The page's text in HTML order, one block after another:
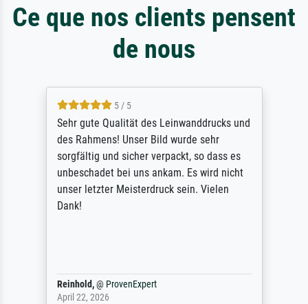
Ce que nos clients pensent
de nous
5 / 5
Sehr gute Qualität des Leinwanddrucks und
des Rahmens! Unser Bild wurde sehr
sorgfältig und sicher verpackt, so dass es
unbeschadet bei uns ankam. Es wird nicht
unser letzter Meisterdruck sein. Vielen
Dank!
Reinhold,@ ProvenExpert
April 22, 2026